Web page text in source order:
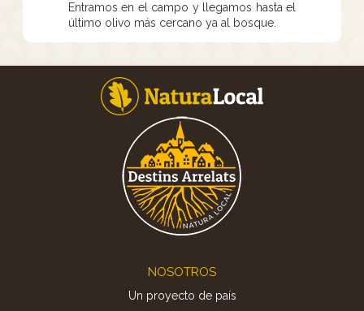
Entramos en el campo y llegamos hasta el
último olivo más cercano ya al bosque.
NOSOTROS
Un proyecto de país